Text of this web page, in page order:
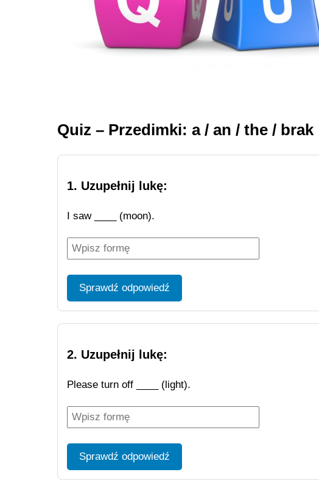
Quiz – Przedimki: a / an / the / brak
1. Uzupełnij lukę:
I saw ____ (moon).
Sprawdź odpowiedź
2. Uzupełnij lukę:
Please turn off ____ (light).
Sprawdź odpowiedź